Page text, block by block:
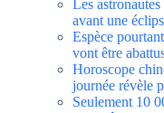
Les
avant une
Espèce
vont être
Horoscope
journée révèle
Seulement 10